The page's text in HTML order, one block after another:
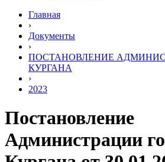
Главная
›
Документы
›
ПОСТАНОВЛЕНИЕ
КУРГАНА
›
2023
Постановление
Администрации